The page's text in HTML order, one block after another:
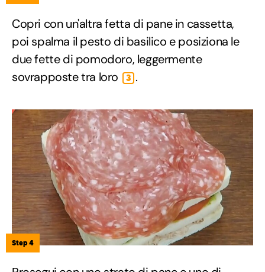
Copri con un'altra fetta di pane in cassetta,
poi spalma il pesto di basilico e posiziona le
due fette di pomodoro, leggermente
sovrapposte tra loro
3 .
Step 4